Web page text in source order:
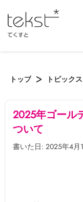
トップ トピックス
2025年ゴール
ついて
書いた日: 2025年4月